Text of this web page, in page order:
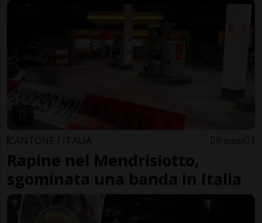
CANTONE / ITALIA 9 mesi 3
Rapine nel Mendrisiotto,
sgominata una banda in Italia